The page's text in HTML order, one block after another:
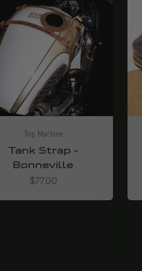
Trip Machine
Tank Strap -
Bonneville
Angebot
$77.00